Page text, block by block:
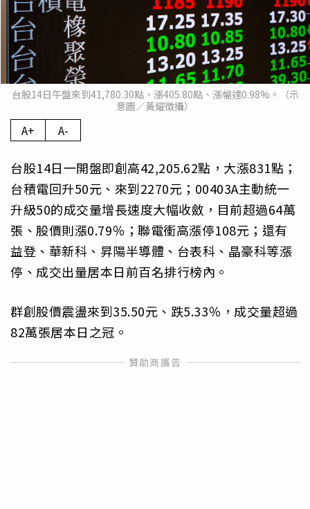
台股14日午盤來到41,780.30點、漲405.80點、漲幅達0.98%。（示
意圖／黃耀徵攝）
A+ A-
台股14日一開盤即創高42,205.62點，大漲831點；
台積電回升50元、來到2270元；00403A主動統一
升級50的成交量增長速度大幅收斂，目前超過64萬
張、股價則漲0.79％；聯電衝高漲停108元；還有
益登、華新科、昇陽半導體、台表科、晶豪科等漲
停、成交出量居本日前百名排行榜內。
群創股價震盪來到35.50元、跌5.33％，成交量超過
82萬張居本日之冠。